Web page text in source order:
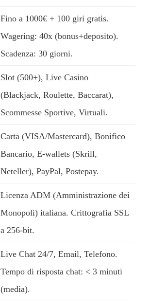
Fino a 1000€ + 100 giri gratis.
Wagering: 40x (bonus+deposito).
Scadenza: 30 giorni.
Slot (500+), Live Casino
(Blackjack, Roulette, Baccarat),
Scommesse Sportive, Virtuali.
Carta (VISA/Mastercard), Bonifico
Bancario, E-wallets (Skrill,
Neteller), PayPal, Postepay.
Licenza ADM (Amministrazione dei
Monopoli) italiana. Crittografia SSL
a 256-bit.
Live Chat 24/7, Email, Telefono.
Tempo di risposta chat: < 3 minuti
(media).